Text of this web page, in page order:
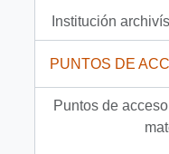
Institución
PUNTOS DE
Puntos de